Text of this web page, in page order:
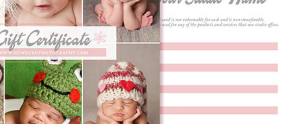
Produkt-Fotobearbeitung Schmuck-Fotobearbeitung